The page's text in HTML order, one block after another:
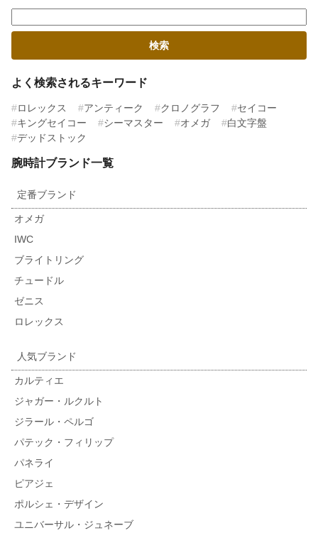
よく検索されるキーワード
ロレックス アンティーク クロノグラフ
セイコー
キングセイコー
シーマスター オメガ
白文字盤
デッドストック
腕時計ブランド一覧
定番ブランド
オメガ
IWC
ブライトリング
チュードル
ゼニス
ロレックス
人気ブランド
カルティエ
ジャガー・ルクルト
ジラール・ペルゴ
パテック・フィリップ
パネライ
ピアジェ
ポルシェ・デザイン
ユニバーサル・ジュネーブ